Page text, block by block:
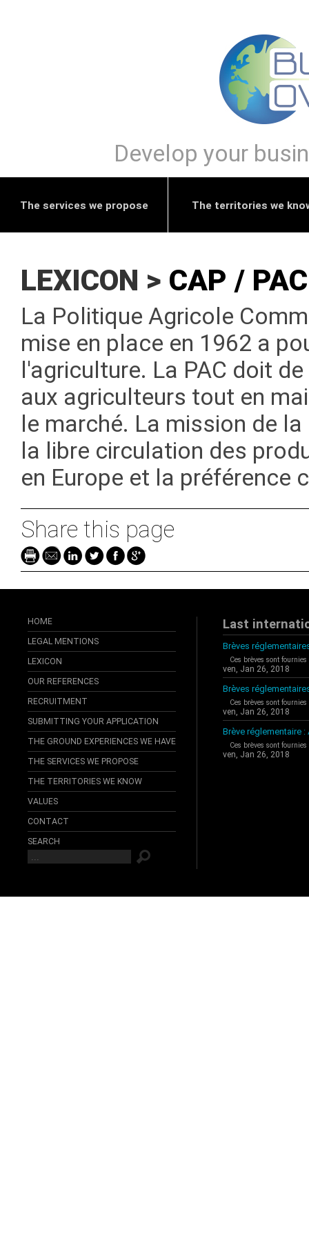
Develop your
The services we propose The territories we
LEXICON > CAP / PAC
La Politique Agricole
mise en place en 1962 a
l'agriculture. La PAC doit
aux agriculteurs tout en
le marché. La mission de
la libre circulation des
en Europe et la préférence
Share this page
HOME
LEGAL MENTIONS
LEXICON
OUR REFERENCES
RECRUITMENT
SUBMITTING YOUR APPLICATION
THE GROUND EXPERIENCES WE HAVE
THE SERVICES WE PROPOSE
THE TERRITORIES WE KNOW
VALUES
CONTACT
SEARCH
Last
Brèves
Ces brèves sont
ven, Jan 26, 2018
Brèves
Ces brèves sont
ven, Jan 26, 2018
Brève réglementaire :
Ces brèves sont
ven, Jan 26, 2018